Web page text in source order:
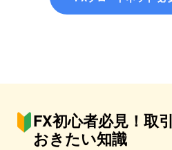
FX初心者必見！取
おきたい知識